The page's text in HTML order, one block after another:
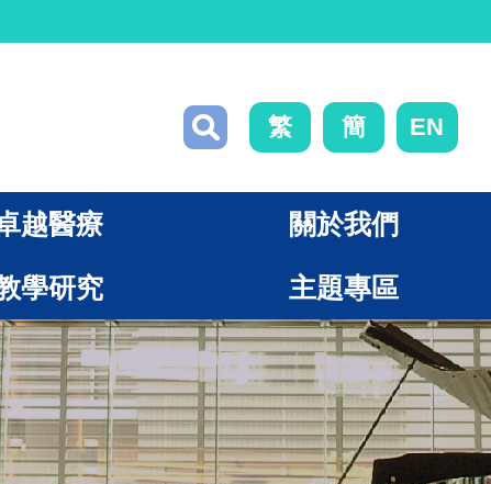
繁 簡 EN
越醫療 關於我們
學研究 主題專區